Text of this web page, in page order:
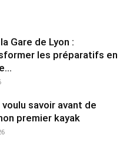
Gare de Lyon :
les préparatifs en
voulu savoir avant de
premier kayak